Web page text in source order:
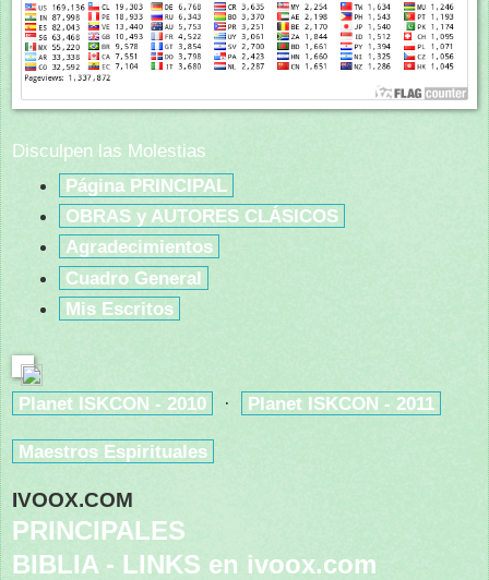
Disculpen las Molestias
Página PRINCIPAL
OBRAS y AUTORES CLÁSICOS
Agradecimientos
Cuadro General
Mis Escritos
Planet ISKCON - 2010 · Planet ISKCON - 2011
Maestros Espirituales
IVOOX.COM
PRINCIPALES
BIBLIA - LINKS en ivoox.com